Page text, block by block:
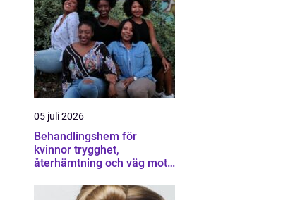
05 juli 2026
Behandlingshem för
kvinnor trygghet,
återhämtning och väg mot